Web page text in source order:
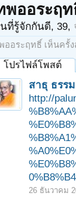
พออระฤ
นที่รู้จักกันดี, 39,
ออระฤทธิ์ เห็นครั้
โปรไฟล์โพสต์
สาธุ ธรรม
http://
26 ธันวาคม